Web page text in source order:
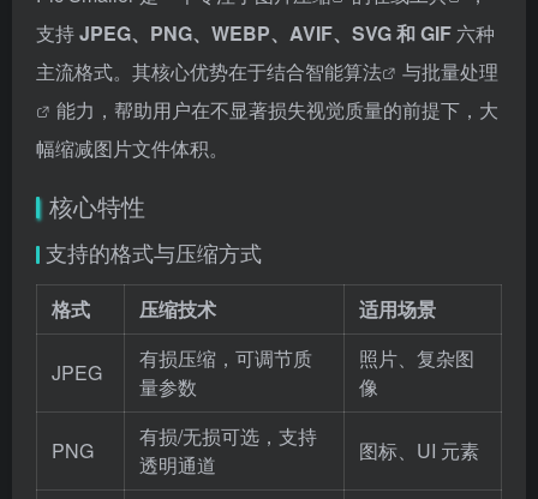
支持JPEG、PNG、WEBP、AVIF、SVG 和 GIF 六种
主流格式。其核心优势在于结合智能算法 与批量处理
能力，帮助用户在不显著损失视觉质量的前提下，大
幅缩减图片文件体积。
核心特性
支持的格式与压缩方式
格式 压缩技术 适用场景
JPEG
有损压缩，可调节质
量参数
照片、复杂图
像
PNG
有损/无损可选，支持
透明通道
图标、UI 元素